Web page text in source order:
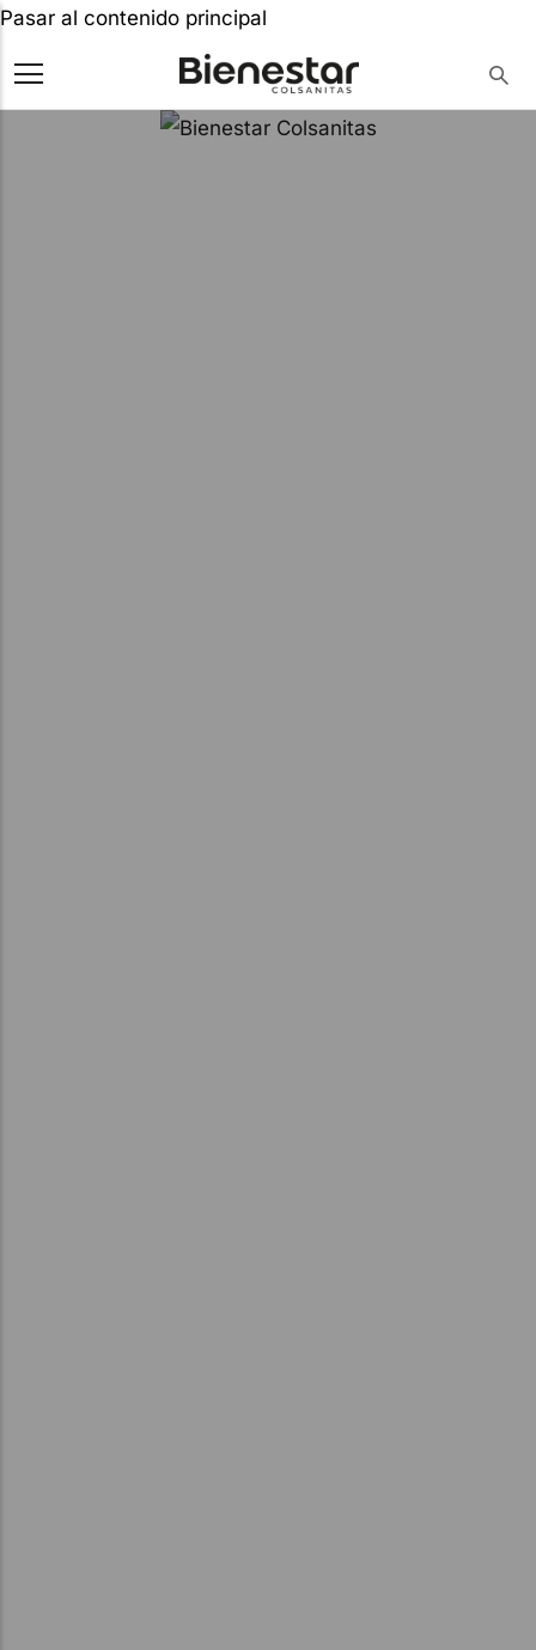
Pasar al contenido principal